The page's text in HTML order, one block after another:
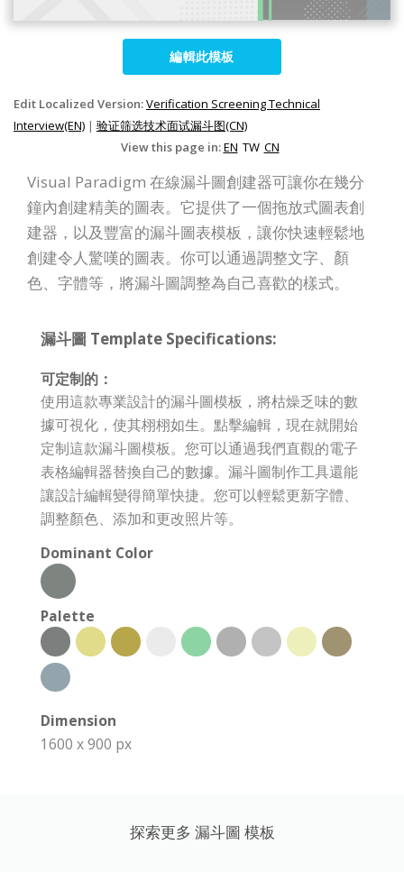
編輯此模板
Edit Localized Version:Verification Screening Technical
Interview(EN) | 验证筛选技术面试漏斗图(CN)
View this page in:EN TW CN
Visual Paradigm 在線漏斗圖創建器可讓你在幾分
鐘內創建精美的圖表。它提供了一個拖放式圖表創
建器，以及豐富的漏斗圖表模板，讓你快速輕鬆地
創建令人驚嘆的圖表。你可以通過調整文字、顏
色、字體等，將漏斗圖調整為自己喜歡的樣式。
漏斗圖 Template Specifications:
可定制的：
使用這款專業設計的漏斗圖模板，將枯燥乏味的數
據可視化，使其栩栩如生。點擊編輯，現在就開始
定制這款漏斗圖模板。您可以通過我們直觀的電子
表格編輯器替換自己的數據。漏斗圖制作工具還能
讓設計編輯變得簡單快捷。您可以輕鬆更新字體、
調整顏色、添加和更改照片等。
Dominant Color
Palette
Dimension
1600 x 900 px
探索更多 漏斗圖 模板